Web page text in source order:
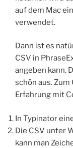
auf dem Mac
verwendet.
Dann ist es
CSV in
angeben kann.
schön aus.
Erfahrung mit
In Typinator
Die CSV unter
kann man